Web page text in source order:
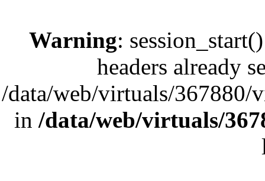
Warning:
headers already
/data/web/virtuals/
in /data/web/virtuals/